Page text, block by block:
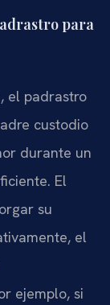
para
el padrastro
custodio
durante un
El
su
el
ejemplo, si